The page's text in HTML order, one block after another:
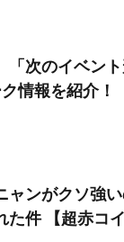
「次のイベン
情報を紹介！
ャンがクソ強
件 【超赤コ